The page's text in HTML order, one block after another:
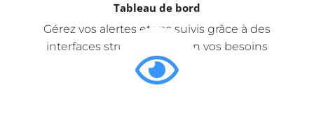
Tableau de bord
Gérez vos alertes et vos suivis grâce à des
interfaces structurées selon vos besoins